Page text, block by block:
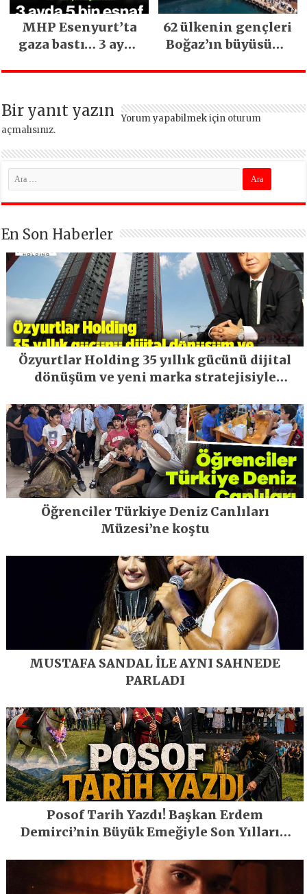
MHP Esenyurt’ta
gaza bastı… 3 ayda
edildi
62 ülkenin gençleri
Boğaz’ın büyüsüne
Bir yanıt yazın Yorum yapabilmek için oturum
açmalısınız.
En Son Haberler
Özyurtlar Holding 35 yıllık gücünü dijital
dönüşüm ve yeni marka stratejisiyle
Öğrenciler Türkiye Deniz Canlıları
Müzesi’ne koştu
MUSTAFA SANDAL İLE AYNI SAHNEDE
PARLADI
Posof Tarih Yazdı! Başkan Erdem
Demirci’nin Büyük Emeğiyle Son Yılların